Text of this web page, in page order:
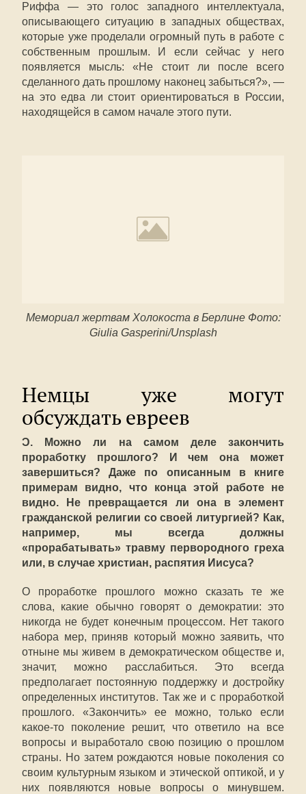
Риффа — это голос западного интеллектуала,
описывающего ситуацию в западных обществах,
которые уже проделали огромный путь в работе с
собственным прошлым. И если сейчас у него
появляется мысль: «Не стоит ли после всего
сделанного дать прошлому наконец забыться?», —
на это едва ли стоит ориентироваться в России,
находящейся в самом начале этого пути.
Мемориал жертвам Холокоста в Берлине Фото:
Giulia Gasperini/Unsplash
Немцы уже могут
обсуждать евреев
Ɔ. Можно ли на самом деле закончить
проработку прошлого? И чем она может
завершиться? Даже по описанным в книге
примерам видно, что конца этой работе не
видно. Не превращается ли она в элемент
гражданской религии со своей литургией? Как,
например, мы всегда должны
«прорабатывать» травму первородного греха
или, в случае христиан, распятия Иисуса?
О проработке прошлого можно сказать те же
слова, какие обычно говорят о демократии: это
никогда не будет конечным процессом. Нет такого
набора мер, приняв который можно заявить, что
отныне мы живем в демократическом обществе и,
значит, можно расслабиться. Это всегда
предполагает постоянную поддержку и достройку
определенных институтов. Так же и с проработкой
прошлого. «Закончить» ее можно, только если
какое-то поколение решит, что ответило на все
вопросы и выработало свою позицию о прошлом
страны. Но затем рождаются новые поколения со
своим культурным языком и этической оптикой, и у
них появляются новые вопросы о минувшем.